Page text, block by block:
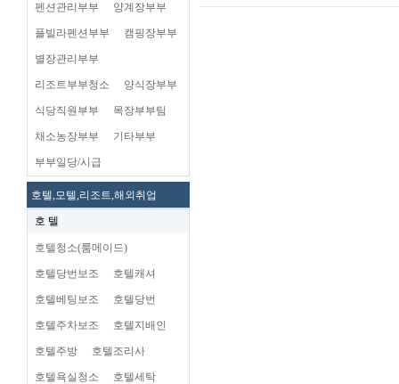
펜션관리부부 양계장부부
플빌라펜션부부 캠핑장부부
별장관리부부
리조트부부청소 양식장부부
식당직원부부 목장부부팀
채소농장부부 기타부부
부부일당/시급
호텔,모텔,리조트,해외취업
호 텔
호텔청소(룸메이드)
호텔당번보조 호텔캐셔
호텔베팅보조 호텔당번
호텔주차보조 호텔지배인
호텔주방 호텔조리사
호텔욕실청소 호텔세탁